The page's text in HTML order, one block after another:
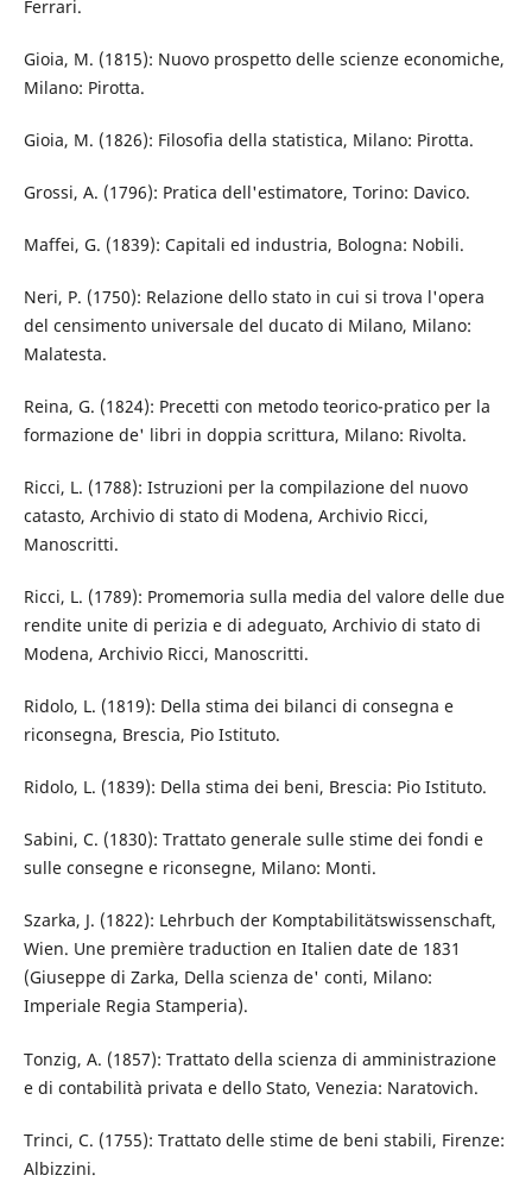
Ferrari.
Gioia, M. (1815): Nuovo prospetto delle scienze economiche,
Milano: Pirotta.
Gioia, M. (1826): Filosofia della statistica, Milano: Pirotta.
Grossi, A. (1796): Pratica dell'estimatore, Torino: Davico.
Maffei, G. (1839): Capitali ed industria, Bologna: Nobili.
Neri, P. (1750): Relazione dello stato in cui si trova l'opera
del censimento universale del ducato di Milano, Milano:
Malatesta.
Reina, G. (1824): Precetti con metodo teorico-pratico per la
formazione de' libri in doppia scrittura, Milano: Rivolta.
Ricci, L. (1788): Istruzioni per la compilazione del nuovo
catasto, Archivio di stato di Modena, Archivio Ricci,
Manoscritti.
Ricci, L. (1789): Promemoria sulla media del valore delle due
rendite unite di perizia e di adeguato, Archivio di stato di
Modena, Archivio Ricci, Manoscritti.
Ridolo, L. (1819): Della stima dei bilanci di consegna e
riconsegna, Brescia, Pio Istituto.
Ridolo, L. (1839): Della stima dei beni, Brescia: Pio Istituto.
Sabini, C. (1830): Trattato generale sulle stime dei fondi e
sulle consegne e riconsegne, Milano: Monti.
Szarka, J. (1822): Lehrbuch der Komptabilitätswissenschaft,
Wien. Une première traduction en Italien date de 1831
(Giuseppe di Zarka, Della scienza de' conti, Milano:
Imperiale Regia Stamperia).
Tonzig, A. (1857): Trattato della scienza di amministrazione
e di contabilità privata e dello Stato, Venezia: Naratovich.
Trinci, C. (1755): Trattato delle stime de beni stabili, Firenze:
Albizzini.